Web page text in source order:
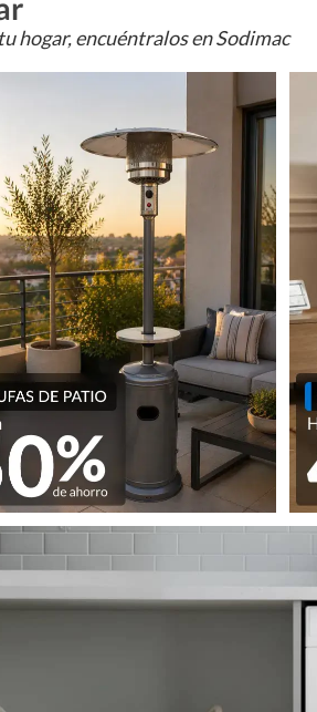
hogar, encuéntralos en Sodimac